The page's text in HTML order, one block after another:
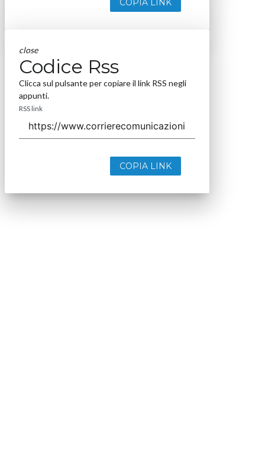
COPIA LINK
close
Codice Rss
Clicca sul pulsante per copiare il link RSS negli
appunti.
RSS link
COPIA LINK